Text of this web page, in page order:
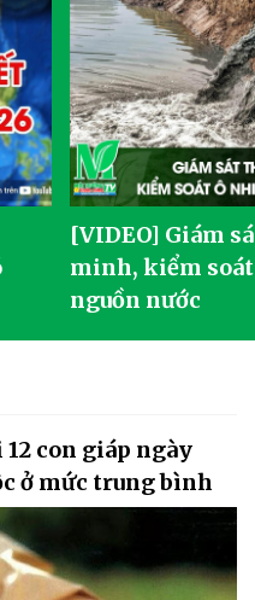
[VIDEO] Giám
minh, kiểm
nguồn nước
con giáp ngày
ở mức trung bình